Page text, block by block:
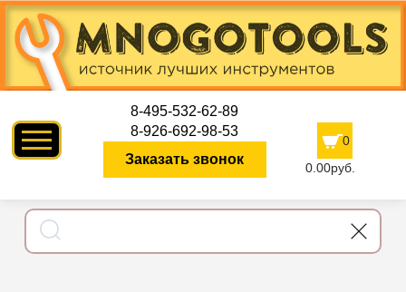
8-495-532-62-89
8-926-692-98-53
Заказать звонок
0
0.00руб.